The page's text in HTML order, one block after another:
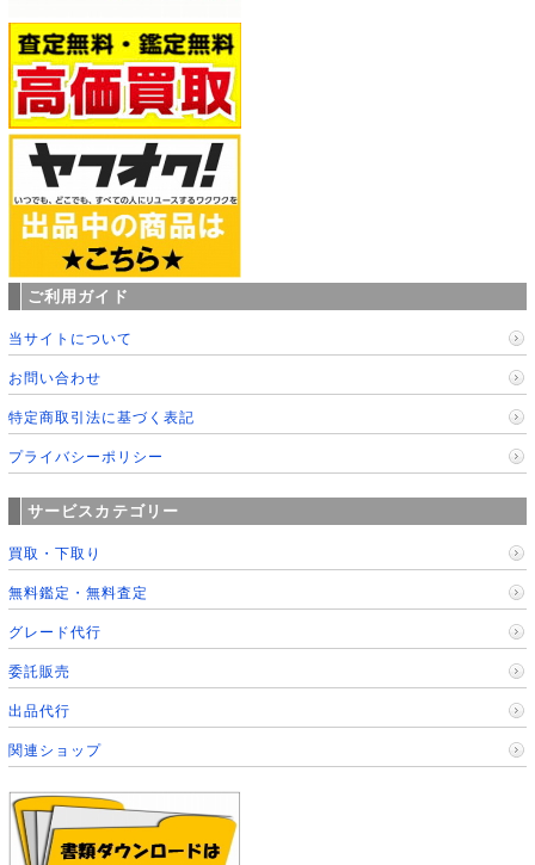
ご利用ガイド
当サイトについて
お問い合わせ
特定商取引法に基づく表記
プライバシーポリシー
サービスカテゴリー
買取・下取り
無料鑑定・無料査定
グレード代行
委託販売
出品代行
関連ショップ